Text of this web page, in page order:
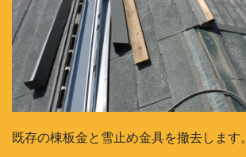
既存の棟板金と雪止め金具を撤去します。